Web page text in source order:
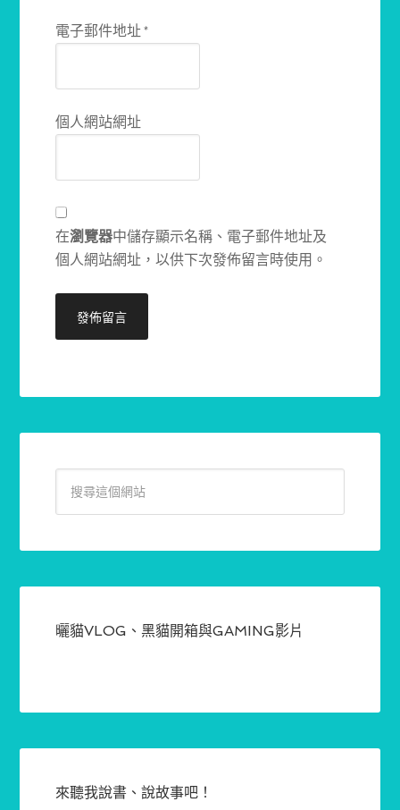
電子郵件地址*
個人網站網址
在瀏覽器中儲存顯示名稱、電子郵件地址及
個人網站網址，以供下次發佈留言時使用。
曬貓VLOG、黑貓開箱與GAMING影片
來聽我說書、說故事吧！